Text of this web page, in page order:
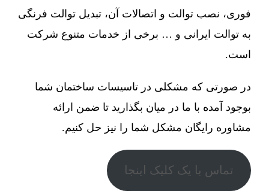
فوری، نصب توالت و اتصالات آن، تبدیل توالت فرنگی
به توالت ایرانی و … برخی از خدمات متنوع شرکت
است.
در صورتی که مشکلی در تاسیسات ساختمان شما
بوجود آمده با ما در میان بگذارید تا ضمن ارائه
مشاوره رایگان مشکل شما را نیز حل کنیم.
تماس با یک کلیک اینجا